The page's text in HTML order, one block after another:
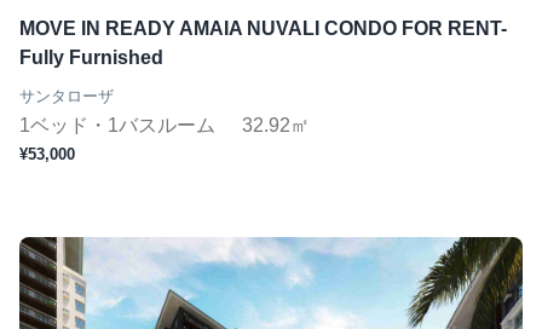
MOVE IN READY AMAIA NUVALI CONDO FOR RENT-
Fully Furnished
サンタローザ
1ベッド・1バスルーム 32.92㎡
¥53,000